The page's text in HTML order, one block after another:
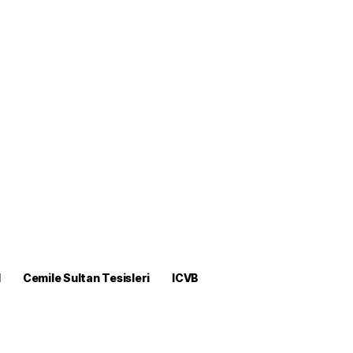
Cemile Sultan Tesisleri
ICVB